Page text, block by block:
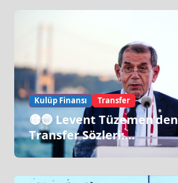
Kulüp Finansı Transfer
🟡🔴 Levent Tüzemen’den
Transfer Sözleri:
“Galatasaray’ın Zirve